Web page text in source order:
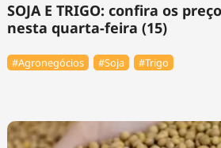
SOJA E TRIGO: confira os
nesta quarta-feira (15)
#Agronegócios #Soja #Trigo